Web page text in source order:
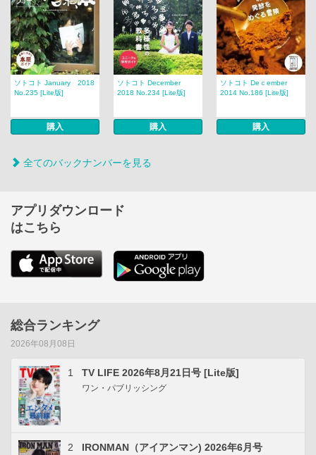
ソトコト January 2018
No.235 [Lite版]
購入
ソトコト December
2018 No.234 [Lite版]
購入
ソトコト Deｃember
2014 No.186 [Lite版]
購入
全てのバックナンバーを見る
アプリダウンロード
はこちら
総合ランキング
2026年08月08日
1 TV LIFE 2026年8月21日号 [Lite版]
ワン・パブリッシング
2 IRONMAN（アイアンマン) 2026年6月号